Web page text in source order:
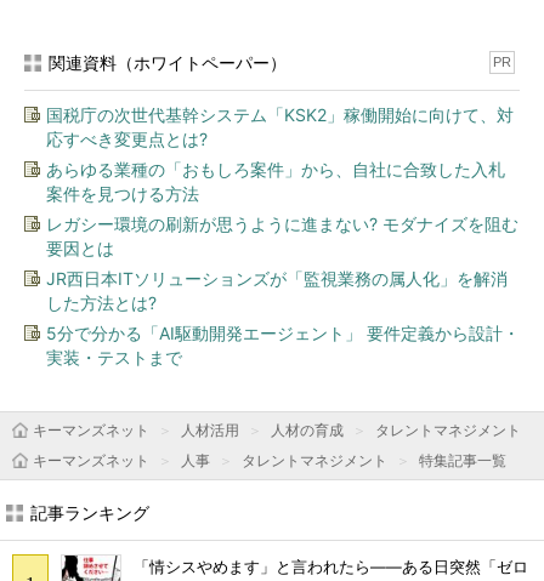
関連資料（ホワイトペーパー） PR
国税庁の次世代基幹システム「KSK2」稼働開始に向けて、対
応すべき変更点とは?
あらゆる業種の「おもしろ案件」から、自社に合致した入札
案件を見つける方法
レガシー環境の刷新が思うように進まない? モダナイズを阻む
要因とは
JR西日本ITソリューションズが「監視業務の属人化」を解消
した方法とは?
5分で分かる「AI駆動開発エージェント」 要件定義から設計・
実装・テストまで
キーマンズネット 人材活用 人材の育成
タレントマネジメント
キーマンズネット
人事 タレントマネジメント 特集記事一覧
記事ランキング
「情シスやめます」と言われたら――ある日突然「ゼロ